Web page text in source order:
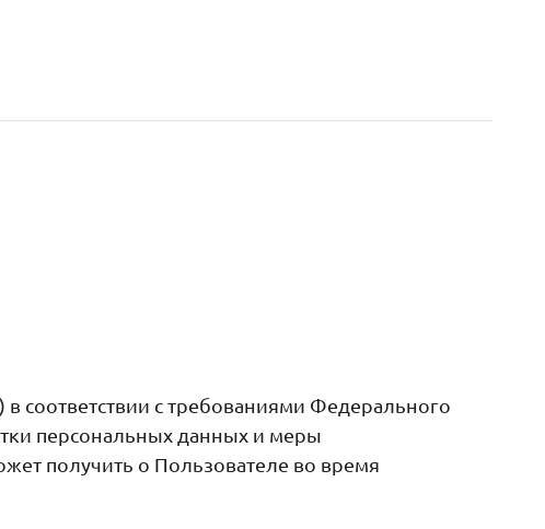
соответствии с требованиями Федерального
персональных данных и меры
получить о Пользователе во время